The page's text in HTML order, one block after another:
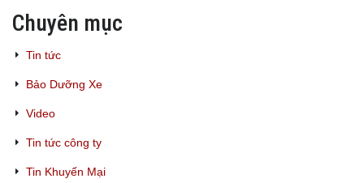
Chuyên mục
Tin tức
Bảo Dưỡng Xe
Video
Tin tức công ty
Tin Khuyến Mại